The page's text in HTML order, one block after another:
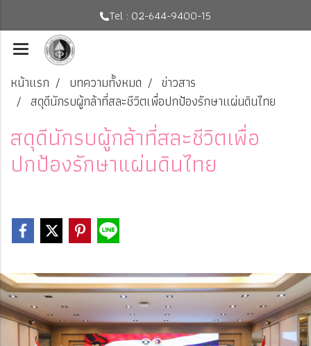
Tel : 02-644-9400-15
หน้าแรก บทความทั้งหมด
ข่าวสาร
สดุดีนักรบผู้กล้าที่สละชีวิตเพื่อปกป้องรักษาแผ่นดินไทย
สดุดีนักรบผู้กล้าที่สละชีวิตเพื่อ
ปกป้องรักษาแผ่นดินไทย